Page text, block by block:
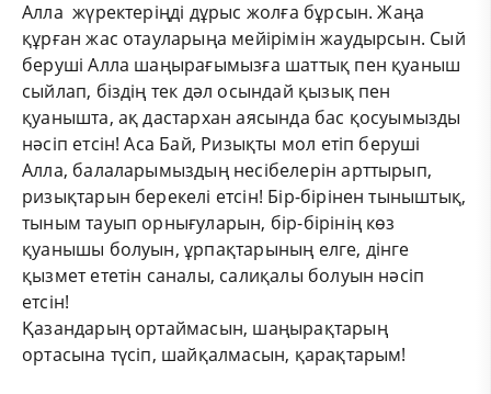
Алла жүректеріңді дұрыс жолға бұрсын. Жаңа
құрған жас отауларыңа мейірімін жаудырсын. Сый
беруші Алла шаңырағымызға шаттық пен қуаныш
сыйлап, біздің тек дәл осындай қызық пен
қуанышта, ақ дастархан аясында бас қосуымызды
нәсіп етсін! Аса Бай, Ризықты мол етіп беруші
Алла, балаларымыздың несібелерін арттырып,
ризықтарын берекелі етсін! Бір-бірінен тыныштық,
тыным тауып орнығуларын, бір-бірінің көз
қуанышы болуын, ұрпақтарының елге, дінге
қызмет ететін саналы, салиқалы болуын нәсіп
етсін!
Қазандарың ортаймасын, шаңырақтарың
ортасына түсіп, шайқалмасын, қарақтарым!